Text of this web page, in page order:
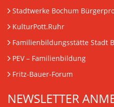
Stadtwerke Bochum
KulturPott.Ruhr
Familienbildungsstätte Stadt
PEV– Familienbildung
Fritz-Bauer-Forum
NEWSLETTER